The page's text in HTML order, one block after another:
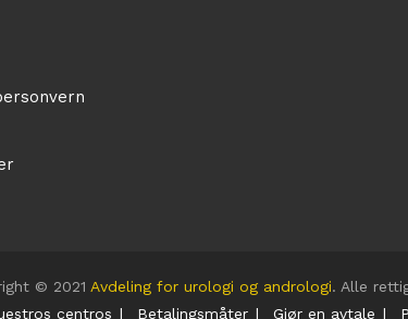
© 2021 Avdeling for urologi og andrologi. Alle
centros Betalingsmåter Gjør en avtale